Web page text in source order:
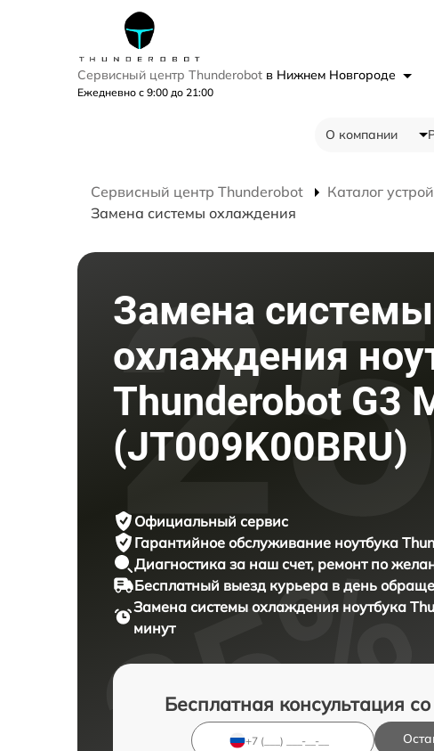
Сервисный центр Thunderobot в Нижнем Новгороде
Ежедневно с 9:00 до 21:00
О компании
Сервисный центр Thunderobot Каталог
Замена системы охлаждения
Замена системы
охлаждения
Thunderobot G3
(JT009K00BRU)
Официальный сервис
Гарантийное обслуживание ноутбука
Диагностика за наш счет, ремонт по
Бесплатный выезд курьера в день
Замена системы охлаждения ноутбука
минут
Бесплатная консультация